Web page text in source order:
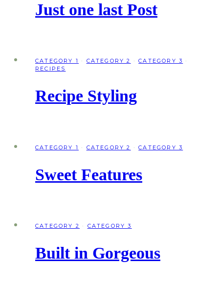
Just one last Post
CATEGORY 1 · CATEGORY 2 ·CATEGORY 3 ·
RECIPES
Recipe Styling
CATEGORY 1 · CATEGORY 2 ·CATEGORY 3
Sweet Features
CATEGORY 2 · CATEGORY 3
Built in Gorgeous